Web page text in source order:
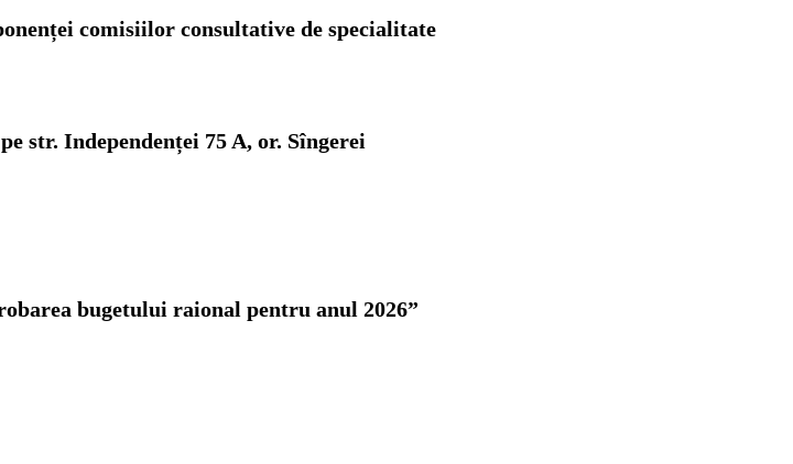
comisiilor consultative de specialitate
str. Independenței 75 A, or. Sîngerei
bugetului raional pentru anul 2026”